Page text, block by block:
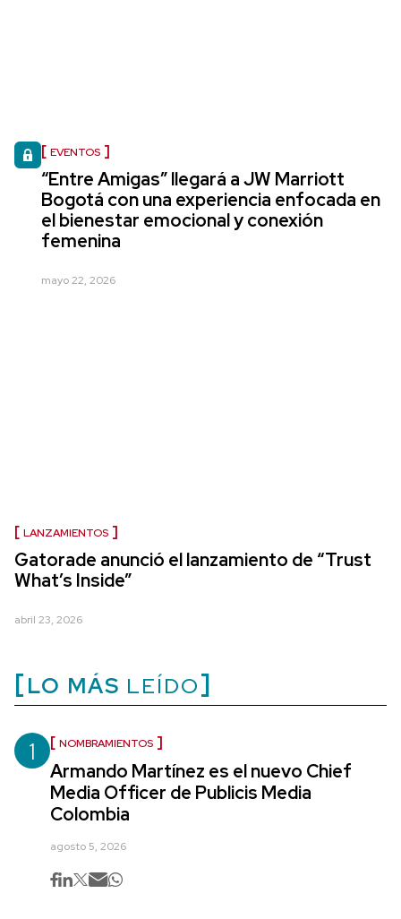
EVENTOS
“Entre Amigas” llegará a JW Marriott
Bogotá con una experiencia enfocada en
el bienestar emocional y conexión
femenina
mayo 22, 2026
LANZAMIENTOS
Gatorade anunció el lanzamiento de “Trust
What’s Inside”
abril 23, 2026
LO MÁS LEÍDO
1 NOMBRAMIENTOS
Armando Martínez es el nuevo Chief
Media Officer de Publicis Media
Colombia
agosto 5, 2026